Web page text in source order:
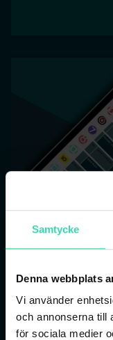
Samtycke
Denna webbplats
Vi använder
och annonserna till
för sociala medier
Sappa Play
När du har ett TV-
tillgång till Sappa